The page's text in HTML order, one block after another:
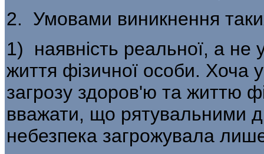
2. Умовами виникнення
1) наявність реальної, а не
життя фізичної особи. Хоча
загрозу здоров'ю та життю
вважати, що рятувальними
небезпека загрожувала